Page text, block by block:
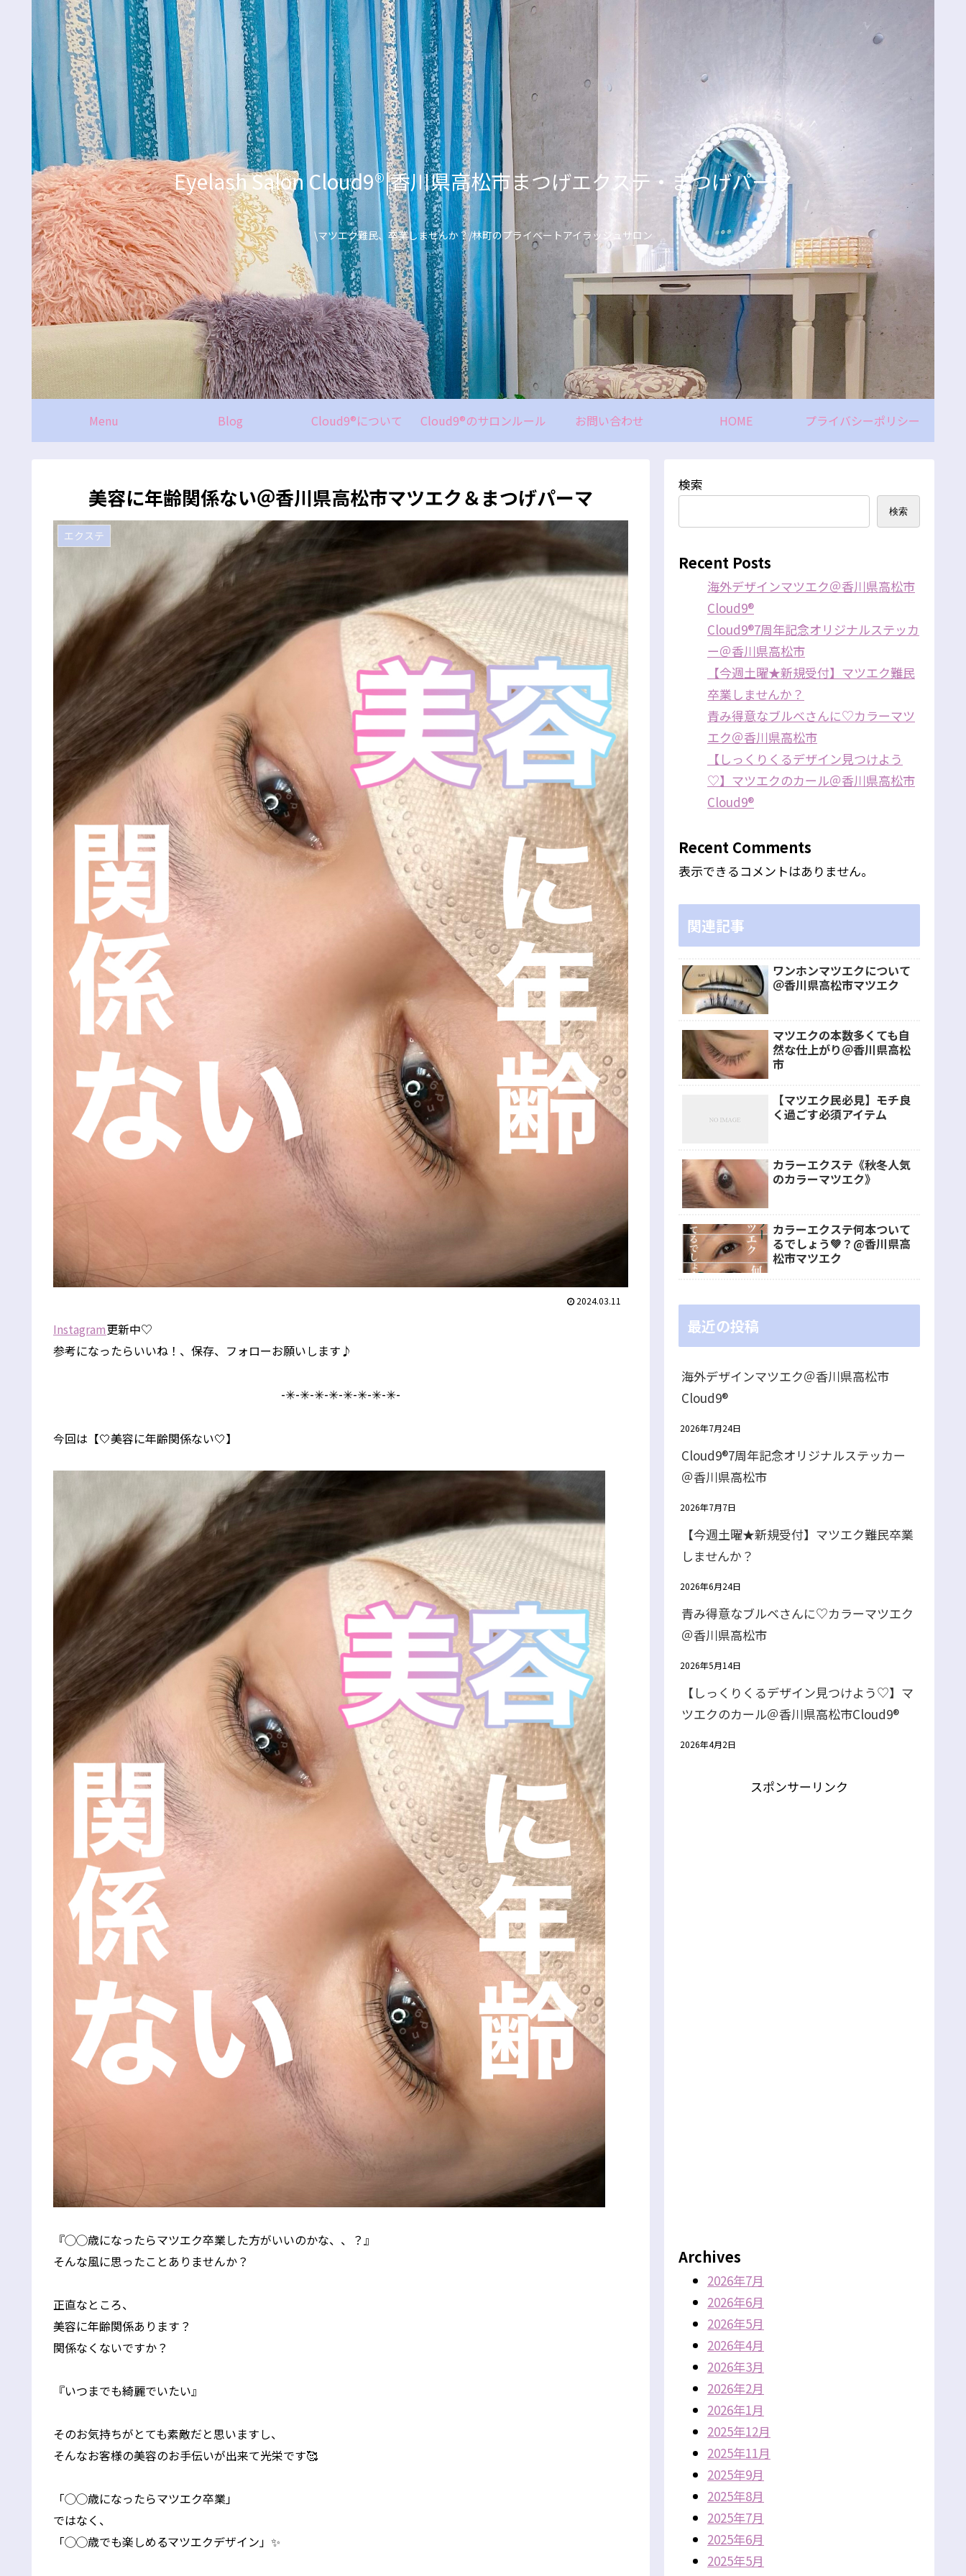
Eyelash Salon Cloud9®︎|香川県高松市まつげエクステ・まつげパーマ
\マツエク難民、卒業しませんか？/林町のプライベートアイラッシュサロン
Menu Blog Cloud9®について Cloud9®のサロンルール お問い合わせ HOME プライバシーポリシー
美容に年齢関係ない＠香川県高松市マツエク＆まつげパーマ
エクステ
2024.03.11
Instagram更新中♡
参考になったらいいね！、保存、フォローお願いします♪
-✳︎-✳︎-✳︎-✳︎-✳︎-✳︎-✳︎-✳︎-
今回は【🤍美容に年齢関係ない🤍】
『◯◯歳になったらマツエク卒業した方がいいのかな、、？』
そんな風に思ったことありませんか？
正直なところ、
美容に年齢関係あります？
関係なくないですか？
『いつまでも綺麗でいたい』
そのお気持ちがとても素敵だと思いますし、
そんなお客様の美容のお手伝いが出来て光栄です🥰
「◯◯歳になったらマツエク卒業」
ではなく、
「◯◯歳でも楽しめるマツエクデザイン」✨
検索
検索
Recent Posts
海外デザインマツエク＠香川県高松市
Cloud9®
Cloud9®7周年記念オリジナルステッカ
ー＠香川県高松市
【今週土曜★新規受付】マツエク難民
卒業しませんか？
青み得意なブルベさんに♡カラーマツ
エク＠香川県高松市
【しっくりくるデザイン見つけよう
♡】マツエクのカール＠香川県高松市
Cloud9®
Recent Comments
表示できるコメントはありません。
関連記事
ワンホンマツエクについて
＠香川県高松市マツエク
マツエクの本数多くても自
然な仕上がり＠香川県高松
市
【マツエク民必見】モチ良
く過ごす必須アイテム
カラーエクステ《秋冬人気
のカラーマツエク》
カラーエクステ何本ついて
るでしょう💚？@香川県高
松市マツエク
最近の投稿
海外デザインマツエク＠香川県高松市
Cloud9®
2026年7月24日
Cloud9®7周年記念オリジナルステッカー
＠香川県高松市
2026年7月7日
【今週土曜★新規受付】マツエク難民卒業
しませんか？
2026年6月24日
青み得意なブルベさんに♡カラーマツエク
＠香川県高松市
2026年5月14日
【しっくりくるデザイン見つけよう♡】マ
ツエクのカール＠香川県高松市Cloud9®
2026年4月2日
スポンサーリンク
Archives
2026年7月
2026年6月
2026年5月
2026年4月
2026年3月
2026年2月
2026年1月
2025年12月
2025年11月
2025年9月
2025年8月
2025年7月
2025年6月
2025年5月